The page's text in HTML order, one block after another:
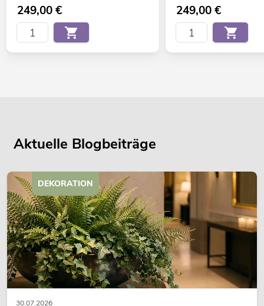
249,00€ 249,00€
Aktuelle Blogbeiträge
30.07.2026
DEKORATION